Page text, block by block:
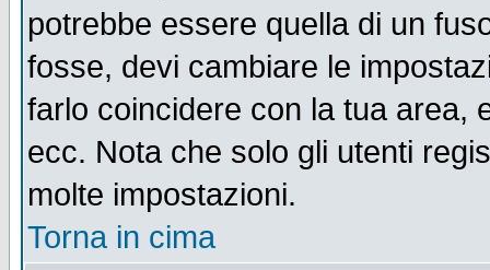
potrebbe essere quella di un
fosse, devi cambiare le
farlo coincidere con la tua area,
ecc. Nota che solo gli utenti
molte impostazioni.
Torna in cima